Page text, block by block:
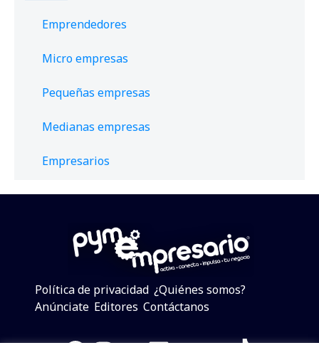
Emprendedores
Micro empresas
Pequeñas empresas
Medianas empresas
Empresarios
Política de privacidad ¿Quiénes somos?
Anúnciate Editores Contáctanos
Facebook
Instagram
Twitter
LinkedIn
Telegram
YouTube
TikTok